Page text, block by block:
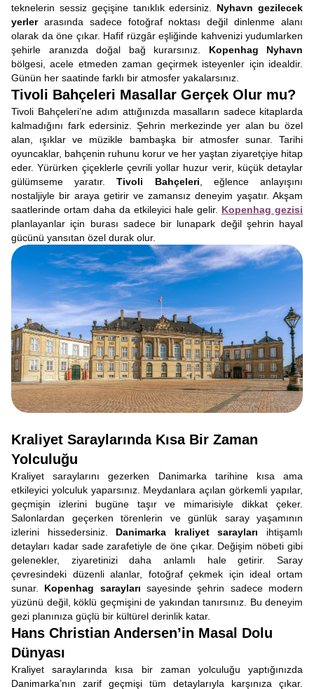
teknelerin sessiz geçişine tanıklık edersiniz. Nyhavn gezilecek
yerlerarasında sadece fotoğraf noktası değil dinlenme alanı
olarak da öne çıkar. Hafif rüzgâr eşliğinde kahvenizi yudumlarken
şehirle aranızda doğal bağ kurarsınız. Kopenhag Nyhavn
bölgesi, acele etmeden zaman geçirmek isteyenler için idealdir.
Günün her saatinde farklı bir atmosfer yakalarsınız.
Tivoli Bahçeleri Masallar Gerçek Olur mu?
Tivoli Bahçeleri’ne adım attığınızda masalların sadece kitaplarda
kalmadığını fark edersiniz. Şehrin merkezinde yer alan bu özel
alan, ışıklar ve müzikle bambaşka bir atmosfer sunar. Tarihi
oyuncaklar, bahçenin ruhunu korur ve her yaştan ziyaretçiye hitap
eder. Yürürken çiçeklerle çevrili yollar huzur verir, küçük detaylar
gülümseme yaratır.Tivoli Bahçeleri , eğlence anlayışını
nostaljiyle bir araya getirir ve zamansız deneyim yaşatır. Akşam
saatlerinde ortam daha da etkileyici hale gelir. Kopenhag gezisi
planlayanlar için burası sadece bir lunapark değil şehrin hayal
gücünü yansıtan özel durak olur.
Kraliyet Saraylarında Kısa Bir Zaman
Yolculuğu
Kraliyet saraylarını gezerken Danimarka tarihine kısa ama
etkileyici yolculuk yaparsınız. Meydanlara açılan görkemli yapılar,
geçmişin izlerini bugüne taşır ve mimarisiyle dikkat çeker.
Salonlardan geçerken törenlerin ve günlük saray yaşamının
izlerini hissedersiniz. Danimarka kraliyet sarayları ihtişamlı
detayları kadar sade zarafetiyle de öne çıkar. Değişim nöbeti gibi
gelenekler, ziyaretinizi daha anlamlı hale getirir. Saray
çevresindeki düzenli alanlar, fotoğraf çekmek için ideal ortam
sunar. Kopenhag sarayları sayesinde şehrin sadece modern
yüzünü değil, köklü geçmişini de yakından tanırsınız. Bu deneyim
gezi planınıza güçlü bir kültürel derinlik katar.
Hans Christian Andersen’in Masal Dolu
Dünyası
Kraliyet saraylarında kısa bir zaman yolculuğu yaptığınızda
Danimarka’nın zarif geçmişi tüm detaylarıyla karşınıza çıkar.